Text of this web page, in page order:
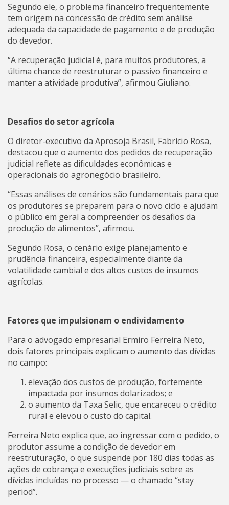
Segundo ele, o problema financeiro frequentemente
tem origem na concessão de crédito sem análise
adequada da capacidade de pagamento e de produção
do devedor.
“A recuperação judicial é, para muitos produtores, a
última chance de reestruturar o passivo financeiro e
manter a atividade produtiva”, afirmou Giuliano.
Desafios do setor agrícola
O diretor-executivo da Aprosoja Brasil, Fabrício Rosa,
destacou que o aumento dos pedidos de recuperação
judicial reflete as dificuldades econômicas e
operacionais do agronegócio brasileiro.
“Essas análises de cenários são fundamentais para que
os produtores se preparem para o novo ciclo e ajudam
o público em geral a compreender os desafios da
produção de alimentos”, afirmou.
Segundo Rosa, o cenário exige planejamento e
prudência financeira, especialmente diante da
volatilidade cambial e dos altos custos de insumos
agrícolas.
Fatores que impulsionam o endividamento
Para o advogado empresarial Ermiro Ferreira Neto,
dois fatores principais explicam o aumento das dívidas
no campo:
elevação dos custos de produção, fortemente
impactada por insumos dolarizados; e
o aumento da Taxa Selic, que encareceu o crédito
rural e elevou o custo do capital.
Ferreira Neto explica que, ao ingressar com o pedido, o
produtor assume a condição de devedor em
reestruturação, o que suspende por 180 dias todas as
ações de cobrança e execuções judiciais sobre as
dívidas incluídas no processo — o chamado “stay
period”.